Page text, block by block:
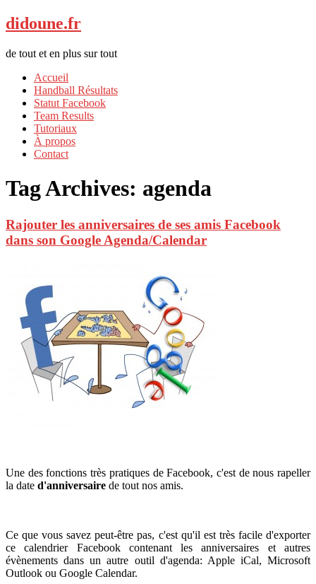
didoune.fr
de tout et en plus sur tout
Accueil
Handball Résultats
Statut Facebook
Team Results
Tutoriaux
À propos
Contact
Tag Archives: agenda
Rajouter les anniversaires de ses amis Facebook
dans son Google Agenda/Calendar
Une des fonctions très pratiques de Facebook, c'est de nous rapeller
la date d'anniversaire de tout nos amis.
Ce que vous savez peut-être pas, c'est qu'il est très facile d'exporter
ce calendrier Facebook contenant les anniversaires et autres
évènements dans un autre outil d'agenda: Apple iCal, Microsoft
Outlook ou Google Calendar.